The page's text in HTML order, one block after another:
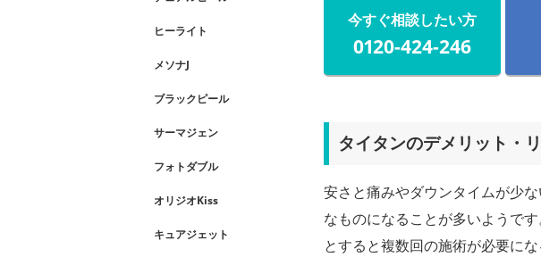
今すぐ相談したい方
0120-424-246
タイタンのデメリット・
安さと痛みやダウンタイムが少
なものになることが多いようで
とすると複数回の施術が必要にな
ヒーライト
メソナJ
ブラックピール
サーマジェン
フォトダブル
オリジオKiss
キュアジェット